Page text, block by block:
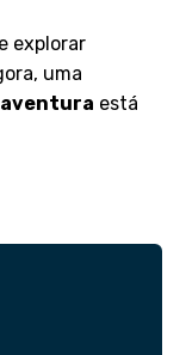
explorar
uma
aventura está